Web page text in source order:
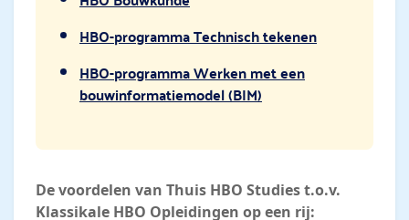
HBO-programma Technisch tekenen
HBO-programma Werken met een
bouwinformatiemodel (BIM)
De voordelen van Thuis HBO Studies t.o.v.
Klassikale HBO Opleidingen op een rij: